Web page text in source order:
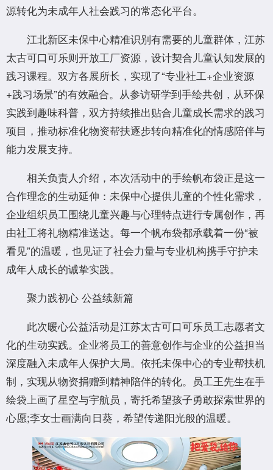
源转化为未成年人社会践习的常态化平台。
江北新区未保中心精准识别有需要的儿童群体，江苏
太古可口可乐则开放工厂资源，设计契合儿童认知发展的
践习课程。双方各展所长，实现了“专业社工+企业资源
+践习场景”的有效融合。从参访研学到手绘共创，从环保
实践到趣味科普，双方持续推出贴合儿童成长需求的践习
项目，推动标准化物资帮扶逐步转向精准化的情感陪伴与
能力发展支持。
相关负责人介绍，本次活动中的手绘帆布袋正是这一
合作理念的生动延伸：未保中心提供儿童的个性化需求，
企业组织员工围绕儿童兴趣与心理特点进行专属创作，再
由社工将礼物精准送达。每一个帆布袋都承载着一份“被
看见”的温暖，也见证了社会力量与专业机构携手守护未
成年人成长的诚挚实践。
聚力践初心 公益续新篇
此次暖心公益活动是江苏太古可口可乐员工志愿者文
化的生动实践。企业将员工的善意创作与企业的公益担当
深度融入未成年人保护大局。依托未保中心的专业帮扶机
制，实现从物资捐赠到精神陪伴的转化。员工王先生在手
绘袋上画了星空与宇航员，寄托希望孩子勇敢探索世界的
心愿;李女士画满向日葵，希望传递阳光般的温暖。